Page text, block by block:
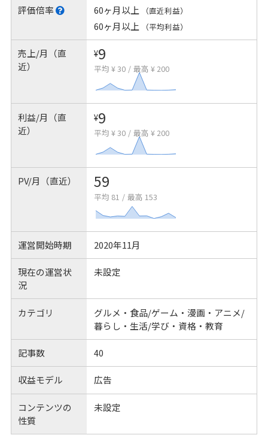
評価倍率 60ヶ月以上 （直近利益）
60ヶ月以上 （平均利益）
売上/月（直
近）
¥9
平均 ¥ 30 / 最高 ¥ 200
利益/月（直
近）
¥9
平均 ¥ 30 / 最高 ¥ 200
PV/月（直近） 59
平均 81 / 最高 153
運営開始時期 2020年11月
現在の運営状
況
未設定
カテゴリ
グルメ・食品/ゲーム・漫画・アニメ/
暮らし・生活/学び・資格・教育
記事数 40
収益モデル 広告
コンテンツの
性質
未設定